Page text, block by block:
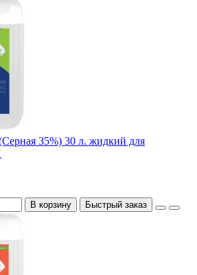
35%) 30 л. жидкий для
В корзину Быстрый заказ